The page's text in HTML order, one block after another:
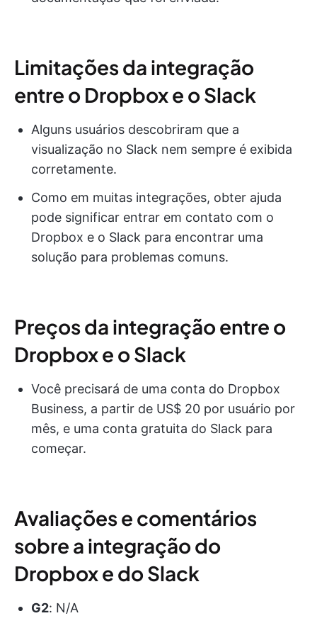
Limitações da integração
entre o Dropbox e o Slack
Alguns usuários descobriram que a
visualização no Slack nem sempre é exibida
corretamente.
Como em muitas integrações, obter ajuda
pode significar entrar em contato com o
Dropbox e o Slack para encontrar uma
solução para problemas comuns.
Preços da integração entre o
Dropbox e o Slack
Você precisará de uma conta do Dropbox
Business, a partir de US$ 20 por usuário por
mês, e uma conta gratuita do Slack para
começar.
Avaliações e comentários
sobre a integração do
Dropbox e do Slack
G2: N/A